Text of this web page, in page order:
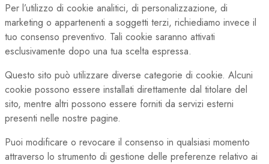
Per l’utilizzo di cookie analitici, di personalizzazione, di
marketing o appartenenti a soggetti terzi, richiediamo invece il
tuo consenso preventivo. Tali cookie saranno attivati
esclusivamente dopo una tua scelta espressa.
Questo sito può utilizzare diverse categorie di cookie. Alcuni
cookie possono essere installati direttamente dal titolare del
sito, mentre altri possono essere forniti da servizi esterni
presenti nelle nostre pagine.
Puoi modificare o revocare il consenso in qualsiasi momento
attraverso lo strumento di gestione delle preferenze relativo ai